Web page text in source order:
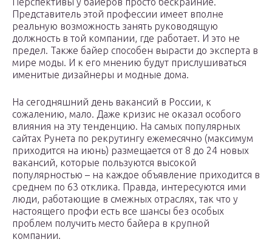
Представитель этой профессии имеет вполне
реальную возможность занять руководящую
должность в той компании, где работает. И это не
предел. Также байер способен вырасти до эксперта в
мире моды. И к его мнению будут прислушиваться
именитые дизайнеры и модные дома.
На сегодняшний день вакансий в России, к
сожалению, мало. Даже кризис не оказал особого
влияния на эту тенденцию. На самых популярных
сайтах Рунета по рекрутингу ежемесячно (максимум
приходится на июнь) размещается от 8 до 24 новых
вакансий, которые пользуются высокой
популярностью – на каждое объявление приходится в
среднем по 63 отклика. Правда, интересуются ими
люди, работающие в смежных отраслях, так что у
настоящего профи есть все шансы без особых
проблем получить место байера в крупной
компании.